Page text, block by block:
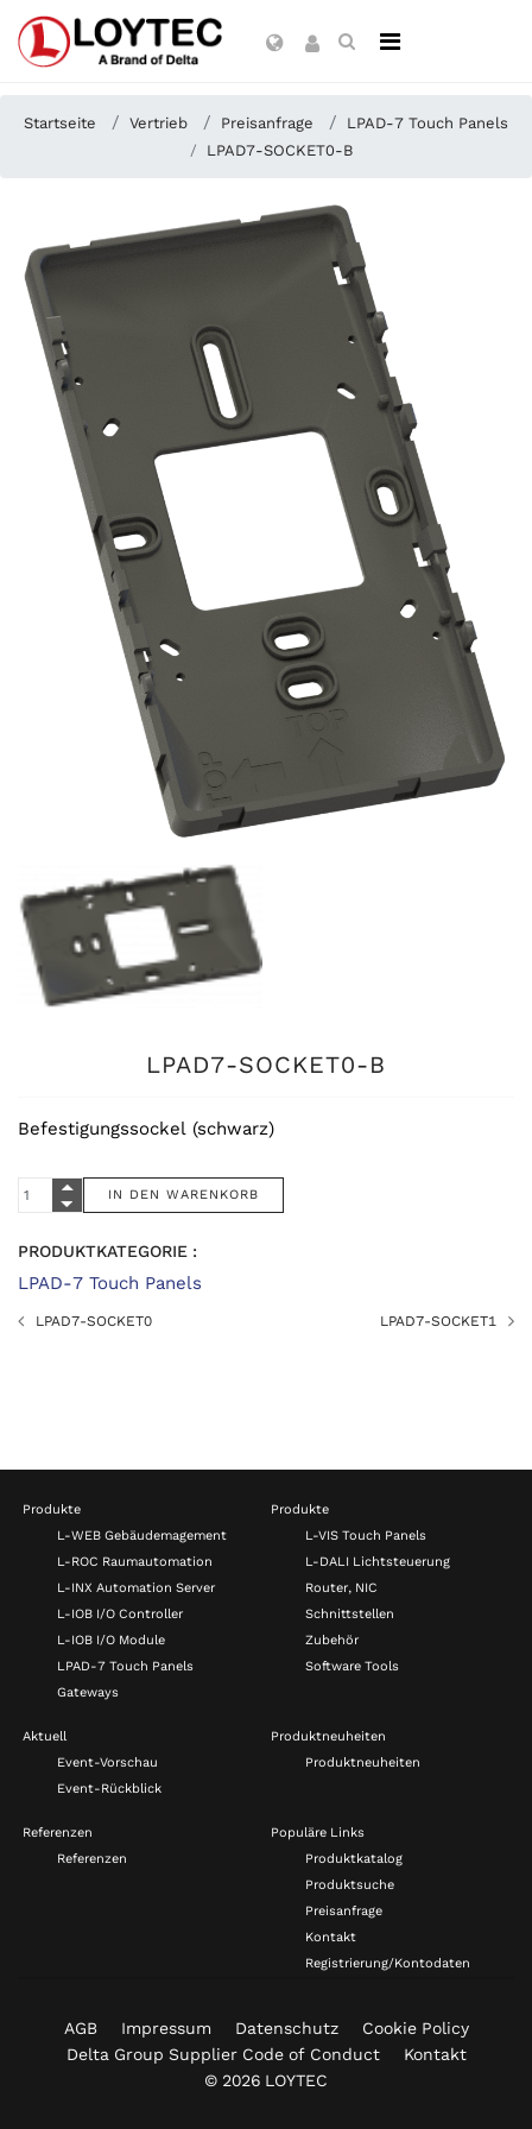
Startseite Vertrieb Preisanfrage
LPAD-7 Touch Panels
LPAD7-SOCKET0-B
LPAD7-SOCKET0-B
Befestigungssockel (schwarz)
PRODUKTKATEGORIE :
LPAD-7 Touch Panels
LPAD7-SOCKET0 LPAD7-SOCKET1
Produkte
L-WEB Gebäudemagement
L-ROC Raumautomation
L-INX Automation Server
L-IOB I/O Controller
L-IOB I/O Module
LPAD-7 Touch Panels
Gateways
Produkte
L-VIS Touch Panels
L-DALI Lichtsteuerung
Router, NIC
Schnittstellen
Zubehör
Software Tools
Aktuell
Event-Vorschau
Event-Rückblick
Produktneuheiten
Produktneuheiten
Referenzen
Referenzen
Populäre Links
Produktkatalog
Produktsuche
Preisanfrage
Kontakt
Registrierung/Kontodaten
AGB Impressum Datenschutz
Cookie Policy
Delta Group Supplier Code of Conduct
Kontakt
© 2026 LOYTEC